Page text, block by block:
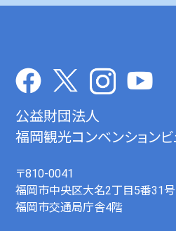
公益財団法人
福岡観光コンベンション
〒810-0041
福岡市中央区大名2丁目5番31号
福岡市交通局庁舎4階